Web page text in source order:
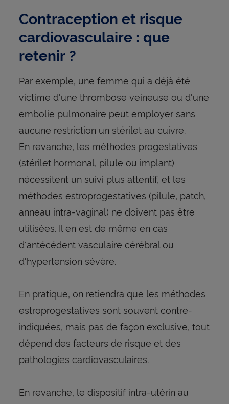
Contraception et risque
cardiovasculaire : que
retenir ?
Par exemple, une femme qui a déjà été
victime d'une thrombose veineuse ou d'une
embolie pulmonaire peut employer sans
aucune restriction un stérilet au cuivre.
En revanche, les méthodes progestatives
(stérilet hormonal, pilule ou implant)
nécessitent un suivi plus attentif, et les
méthodes estroprogestatives (pilule, patch,
anneau intra-vaginal) ne doivent pas être
utilisées. Il en est de même en cas
d'antécédent vasculaire cérébral ou
d'hypertension sévère.
En pratique, on retiendra que les méthodes
estroprogestatives sont souvent contre-
indiquées, mais pas de façon exclusive, tout
dépend des facteurs de risque et des
pathologies cardiovasculaires.
En revanche, le dispositif intra-utérin au